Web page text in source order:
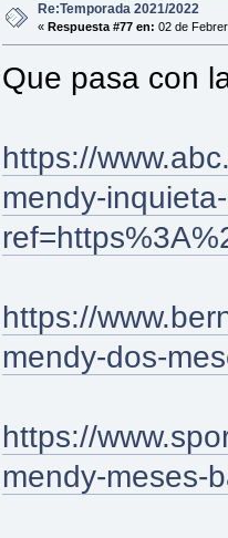
Re:Temporada 2021/2022
« Respuesta #77 en: 02 de
Que pasa con
https://
mendy-
https://
mendy-dos-
https://
mendy-meses-